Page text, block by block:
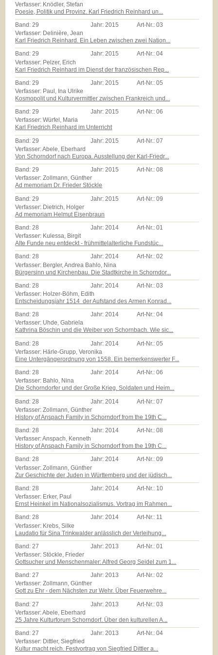
Verfasser: Knödler, Stefan
Poesie, Politik und Provinz. Karl Friedrich Reinhard un...
Band:29 Jahr:2015 Art-Nr.:03
Verfasser: Delinière, Jean
Karl Friedrich Reinhard. Ein Leben zwischen zwei Nation...
Band:29 Jahr:2015 Art-Nr.:04
Verfasser: Pelzer, Erich
Karl Friedrich Reinhard im Dienst der französischen Rep...
Band: 29 Jahr: 2015 Art-Nr.:05
Verfasser: Paul, Ina Ulrike
Kosmopolit und Kulturvermittler zwischen Frankreich und...
Band:29 Jahr:2015 Art-Nr.:06
Verfasser: Würfel, Maria
Karl Friedrich Reinhard im Unterricht
Band: 29 Jahr: 2015 Art-Nr.:07
Verfasser: Abele, Eberhard
Von Schorndorf nach Europa. Ausstellung der Karl-Friedr...
Band:29 Jahr:2015 Art-Nr.:08
Verfasser: Zollmann, Günther
Ad memoriam Dr. Frieder Stöckle
Band: 29 Jahr: 2015 Art-Nr.:09
Verfasser: Dietrich, Holger
Ad memoriam Helmut Eisenbraun
Band:28 Jahr:2014 Art-Nr.:01
Verfasser: Kulessa, Birgit
Alte Funde neu entdeckt - frühmittelalterliche Fundstüc...
Band:28 Jahr:2014 Art-Nr.:02
Verfasser: Bergler, Andrea Bahlo, Nina
Bürgersinn und Kirchenbau. Die Stadtkirche in Schorndor...
Band:28 Jahr:2014 Art-Nr.:03
Verfasser: Holzer-Böhm, Edith
Entscheidungsjahr 1514  der Aufstand des Armen Konrad...
Band:28 Jahr:2014 Art-Nr.:04
Verfasser: Uhde, Gabriela
Kathrina Böschin und die Weiber von Schornbach. Wie sic...
Band: 28 Jahr: 2014 Art-Nr.:05
Verfasser: Härle-Grupp, Veronika
Eine Untergängerordnung von 1558. Ein bemerkenswerter F...
Band:28 Jahr:2014 Art-Nr.:06
Verfasser: Bahlo, Nina
Die Schorndorfer und der Große Krieg. Soldaten und Heim...
Band: 28 Jahr: 2014 Art-Nr.:07
Verfasser: Zollmann, Günther
History of Anspach Family in Schorndorf from the 19th C...
Band:28 Jahr:2014 Art-Nr.:08
Verfasser: Anspach, Kenneth
History of Anspach Family in Schorndorf from the 19th C...
Band:28 Jahr:2014 Art-Nr.:09
Verfasser: Zollmann, Günther
Zur Geschichte der Juden in Württemberg und der jüdisch...
Band:28 Jahr:2014 Art-Nr.: 10
Verfasser: Erker, Paul
Ernst Heinkel im Nationalsozialismus. Vortrag im Rahmen...
Band:28 Jahr:2014 Art-Nr.: 11
Verfasser: Krebs, Silke
Laudatio für Sina Trinkwalder anlässlich der Verleihung...
Band: 27 Jahr: 2013 Art-Nr.:01
Verfasser: Stöckle, Frieder
Gottsucher und Menschenmaler: Alfred Georg Seidel zum 1...
Band:27 Jahr:2013 Art-Nr.:02
Verfasser: Zollmann, Günther
Gott zu Ehr - dem Nächsten zur Wehr. Über Feuerwehre...
Band: 27 Jahr: 2013 Art-Nr.:03
Verfasser: Abele, Eberhard
25 Jahre Kulturforum Schorndorf. Über den kulturellen A...
Band:27 Jahr:2013 Art-Nr.:04
Verfasser: Dittler, Siegfried
Kultur macht reich. Festvortrag von Siegfried Dittler a...